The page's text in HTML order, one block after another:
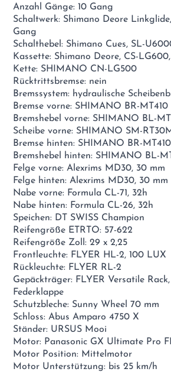
Anzahl Gänge: 10 Gang
Schaltwerk: Shimano Deore
Gang
Schalthebel: Shimano Cues, SL-
Kassette: Shimano Deore, CS-
Kette: SHIMANO CN-LG500
Rücktrittsbremse: nein
Bremssystem: hydraulische
Bremse vorne: SHIMANO BR-MT410
Bremshebel vorne: SHIMANO BL-
Scheibe vorne: SHIMANO SM-
Bremse hinten: SHIMANO BR-MT410
Bremshebel hinten: SHIMANO BL-
Felge vorne: Alexrims MD30, 30 mm
Felge hinten: Alexrims MD30, 30 mm
Nabe vorne: Formula CL-71, 32h
Nabe hinten: Formula CL-26, 32h
Speichen: DT SWISS Champion
Reifengröße ETRTO: 57-622
Reifengröße Zoll: 29 x 2,25
Frontleuchte: FLYER HL-2, 100 LUX
Rückleuchte: FLYER RL-2
Gepäckträger: FLYER Versatile
Federklappe
Schutzbleche: Sunny Wheel 70 mm
Schloss: Abus Amparo 4750 X
Ständer: URSUS Mooi
Motor: Panasonic GX Ultimate Pro
Motor Position: Mittelmotor
Motor Unterstützung: bis 25 km/h